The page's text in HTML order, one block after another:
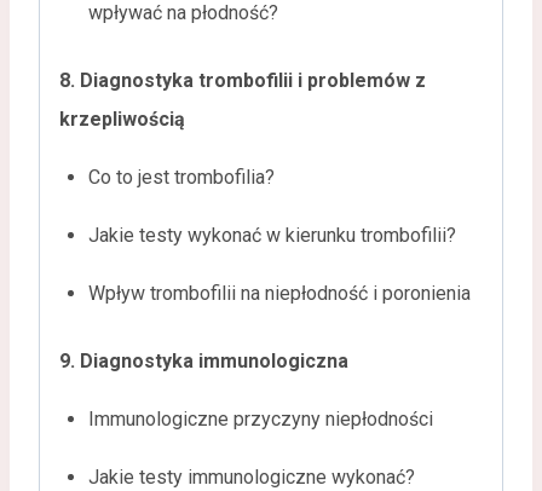
wpływać na płodność?
8. Diagnostyka trombofilii i problemów z
krzepliwością
Co to jest trombofilia?
Jakie testy wykonać w kierunku trombofilii?
Wpływ trombofilii na niepłodność i poronienia
9. Diagnostyka immunologiczna
Immunologiczne przyczyny niepłodności
Jakie testy immunologiczne wykonać?